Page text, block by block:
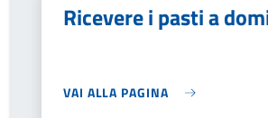
Ricevere i pasti a
VAI ALLA PAGINA